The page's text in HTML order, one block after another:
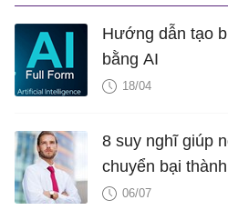
Hướng dẫn tạo
bằng AI
18/04
8 suy nghĩ giúp
chuyển bại
06/07